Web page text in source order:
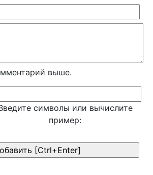
выше.
символы или вычислите
пример: